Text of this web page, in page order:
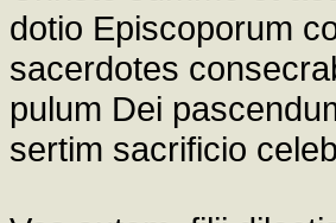
dotio Episcoporum
sacerdotes
pulum Dei
sertim sacrificio